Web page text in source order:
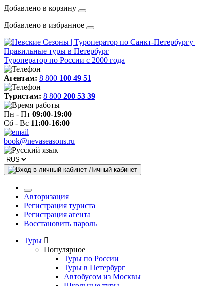
Добавлено в корзину
Добавлено в избранное
Туроператор по России с 2000 года
Агентам: 8 800 100 49 51
Туристам: 8 800 200 53 39
Пн - Пт 09:00-19:00
Сб - Вс 11:00-16:00
book@nevaseasons.ru
Личный кабинет
Авторизация
Регистрация туриста
Регистрация агента
Восстановить пароль
Туры
Популярное
Туры по России
Туры в Петербург
Автобусом из Москвы